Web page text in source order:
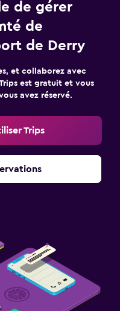
de gérer
de
de Derry
et collaborez avec
est gratuit et vous
avez réservé.
Trips